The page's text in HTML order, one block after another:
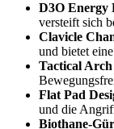
D3O Energy
versteift sich
Clavicle
und bietet
Tactical Arch
Flat Pad
und die
Biothane-